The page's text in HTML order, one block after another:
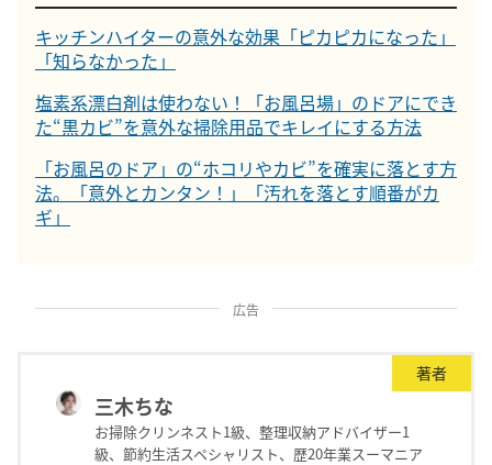
キッチンハイターの意外な効果「ピカピカになった」
「知らなかった」
塩素系漂白剤は使わない！「お風呂場」のドアにでき
た“黒カビ”を意外な掃除用品でキレイにする方法
「お風呂のドア」の“ホコリやカビ”を確実に落とす方
法。「意外とカンタン！」「汚れを落とす順番がカ
ギ」
広告
著者
三木ちな
お掃除クリンネスト1級、整理収納アドバイザー1
級、節約生活スペシャリスト、歴20年業スーマニア